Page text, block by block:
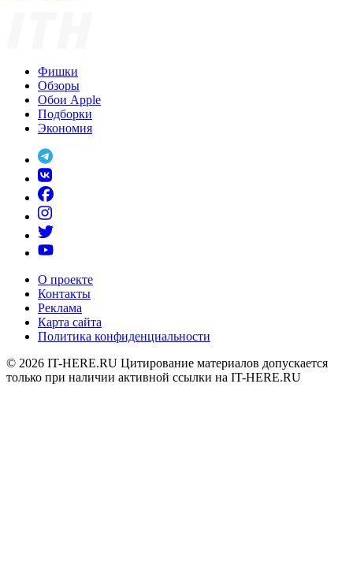
Фишки
Обзоры
Обои Apple
Подборки
Экономия
О проекте
Контакты
Реклама
Карта сайта
Политика конфиденциальности
© 2026 IT-HERE.RU Цитирование материалов допускается
только при наличии активной ссылки на IT-HERE.RU